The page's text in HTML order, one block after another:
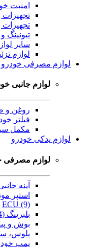
امنیت
تجهیزات
تجهیزات
تیونینگ
سایر
لوازم
لوازم مصرفی خودرو
لوازم جانبی
روغن و
فیلتر
مکمل
لوازم یدکی خودرو
لوازم مصرفی
آینه جانبی
استپر
ECU (9)
بلبرینگ (4)
بوش و
پلوس،
پمپ